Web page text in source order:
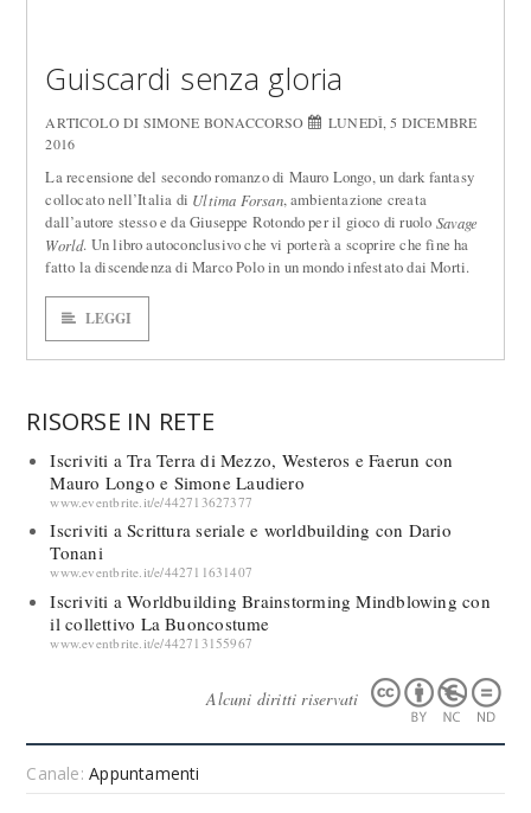
Guiscardi senza gloria
ARTICOLO DI SIMONE BONACCORSO
LUNEDÌ, 5 DICEMBRE
2016
La recensione del secondo romanzo di Mauro Longo, un dark fantasy
collocato nell’Italia di Ultima Forsan, ambientazione creata
dall’autore stesso e da Giuseppe Rotondo per il gioco di ruolo Savage
World. Un libro autoconclusivo che vi porterà a scoprire che fine ha
fatto la discendenza di Marco Polo in un mondo infestato dai Morti.
LEGGI
RISORSE IN RETE
Iscriviti a Tra Terra di Mezzo, Westeros e Faerun con
Mauro Longo e Simone Laudiero
www.eventbrite.it/e/442713627377
Iscriviti a Scrittura seriale e worldbuilding con Dario
Tonani
www.eventbrite.it/e/442711631407
Iscriviti a Worldbuilding Brainstorming Mindblowing con
il collettivo La Buoncostume
www.eventbrite.it/e/442713155967
Alcuni diritti riservati
Canale:Appuntamenti